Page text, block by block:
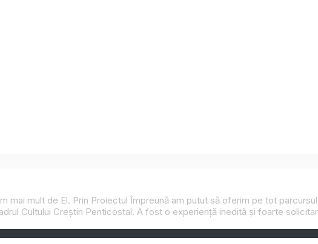
mai mult de El. Prin Proiectul Împreună am putut să oferim pe tot
Cultului Creștin Penticostal. A fost o experiență inedită și foarte